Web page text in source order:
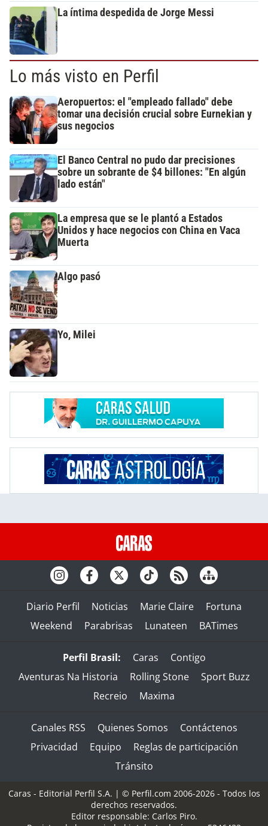
La íntima despedida de Jorge Messi
Lo más visto en Perfil
Aeropuertos: el "empleado fallado" debe
tomar una decisión crucial sobre Eurnekian y
sus negocios
El Banco Central no pudo dar precisiones
sobre un sobrante de $4 billones: "En algún
lado están"
La empresa que se le plantó a Estados
Unidos y hace negocios con China en Vaca
Muerta
Algo pasó
Yo, Milei
Diario Perfil Noticias Marie Claire
Fortuna
Weekend
Parabrisas Lunateen BATimes
Perfil Brasil: Caras
Contigo
Aventuras Na Historia
Rolling Stone
Sport Buzz
Recreio
Maxima
Canales RSS Quienes Somos
Contáctenos
Privacidad
Equipo
Reglas de participación
Tránsito
Caras - Editorial Perfil S.A. | © Perfil.com 2006-2026 - Todos los
derechos reservados.
Editor responsable: Carlos Piro.